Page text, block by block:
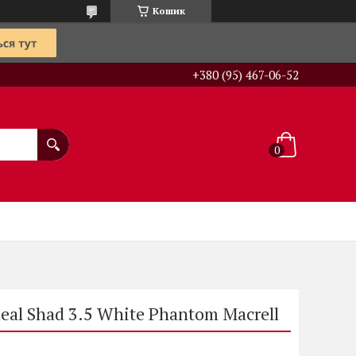
Кошик
+380 (95) 467-06-52
Shad 3.5 White Phantom Macrell